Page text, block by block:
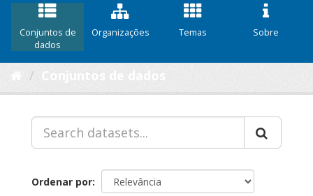
Conjuntos de
dados
Organizações Temas Sobre
Ordenar por